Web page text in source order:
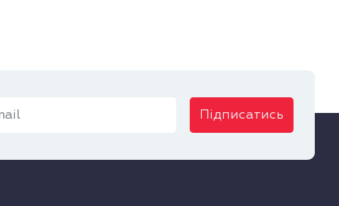
Підписатись